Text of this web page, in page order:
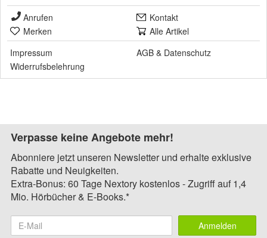
Anrufen
Kontakt
Merken
Alle Artikel
Impressum
AGB & Datenschutz
Widerrufsbelehrung
Verpasse keine Angebote mehr!
Abonniere jetzt unseren Newsletter und erhalte exklusive
Rabatte und Neuigkeiten.
Extra-Bonus: 60 Tage Nextory kostenlos - Zugriff auf 1,4
Mio. Hörbücher & E-Books.*
Anmelden